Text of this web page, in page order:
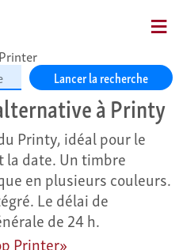
Lancer la recherche
à Printy
Printy, idéal pour le
la date. Un timbre
en plusieurs couleurs.
Le délai de
de 24 h.
Printer»